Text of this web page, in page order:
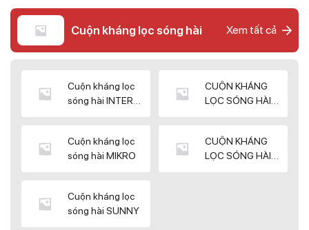
Cuộn kháng lọc sóng hài Xem tất cả
Cuộn kháng lọc
sóng hài INTER
CUỘN KHÁNG
LỌC SÓNG HÀI
Cuộn kháng lọc
sóng hài MIKRO
CUỘN KHÁNG
LỌC SÓNG HÀI
Cuộn kháng lọc
sóng hài SUNNY